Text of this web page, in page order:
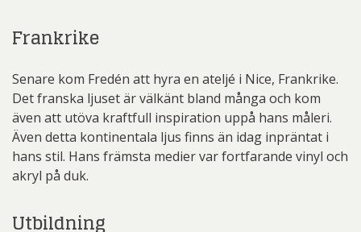
Frankrike
Senare kom Fredén att hyra en ateljé i Nice, Frankrike.
Det franska ljuset är välkänt bland många och kom
även att utöva kraftfull inspiration uppå hans måleri.
Även detta kontinentala ljus finns än idag inpräntat i
hans stil. Hans främsta medier var fortfarande vinyl och
akryl på duk.
Utbildning